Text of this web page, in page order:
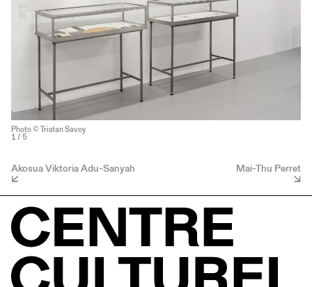
Photo © Tristan Savoy
1 / 5
Akosua Viktoria Adu-Sanyah Mai-Thu Perret